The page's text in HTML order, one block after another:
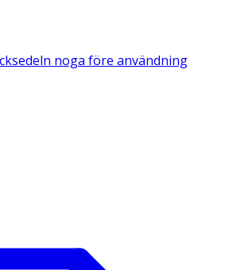
noga före användning